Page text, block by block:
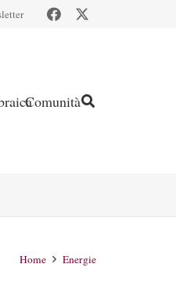
Comunità
Home Energie